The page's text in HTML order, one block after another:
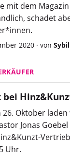
mit dem
schadet
2020 · von
bei
26. Oktober
Jonas Goebel
Uhr.